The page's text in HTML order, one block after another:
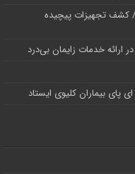
کشف تجهیزات پیچیده
پای بیماران کلیوی ایستاد